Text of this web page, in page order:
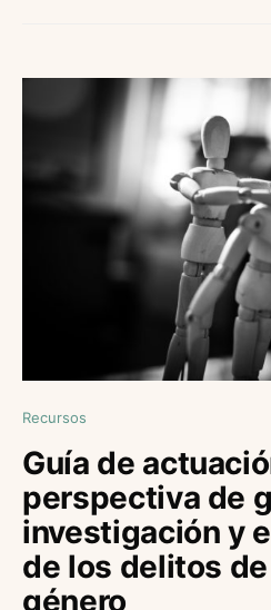
Recursos
Guía de
perspectiva de
investigación y
de los delitos
género